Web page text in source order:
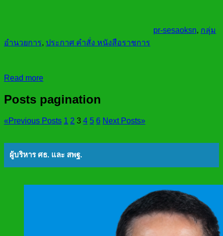
pr-sesaoksn, กลุ่ม
อำนวยการ, ประกาศ คำสั่ง หนังสือราชการ
Read more
Posts pagination
«Previous Posts 1 2 3 4 5 6 Next Posts»
ผู้บริหาร ศธ. และ สพฐ.